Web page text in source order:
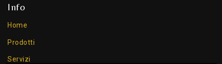
Info
Home
Prodotti
Servizi